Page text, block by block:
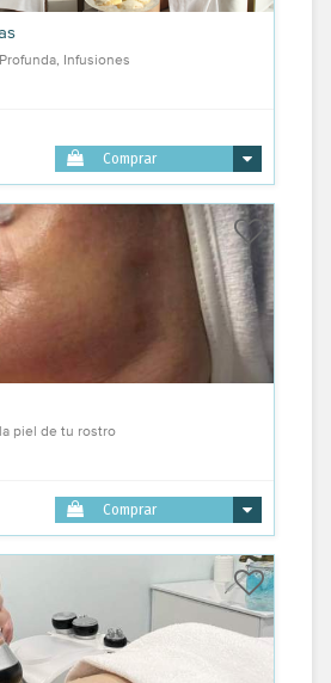
Infusiones
Comprar
piel de tu rostro
Comprar